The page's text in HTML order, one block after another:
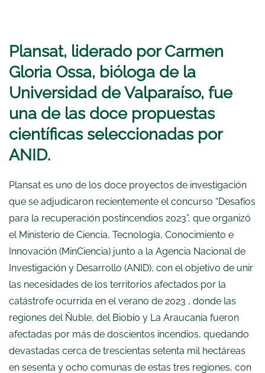
Plansat, liderado por Carmen
Gloria Ossa, bióloga de la
Universidad de Valparaíso, fue
una de las doce propuestas
científicas seleccionadas por
ANID.
Plansat es uno de los doce proyectos de investigación
que se adjudicaron recientemente el concurso “Desafíos
para la recuperación postincendios 2023”, que organizó
el Ministerio de Ciencia, Tecnología, Conocimiento e
Innovación (MinCiencia) junto a la Agencia Nacional de
Investigación y Desarrollo (ANID), con el objetivo de unir
las necesidades de los territorios afectados por la
catástrofe ocurrida en el verano de 2023 , donde las
regiones del Ñuble, del Biobío y La Araucanía fueron
afectadas por más de doscientos incendios, quedando
devastadas cerca de trescientas setenta mil hectáreas
en sesenta y ocho comunas de estas tres regiones, con